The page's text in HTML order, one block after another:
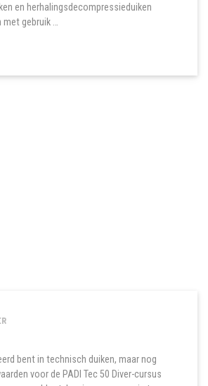
en herhalingsdecompressieduiken
gebruik …
bent in technisch duiken, maar nog
voor de PADI Tec 50 Diver-cursus